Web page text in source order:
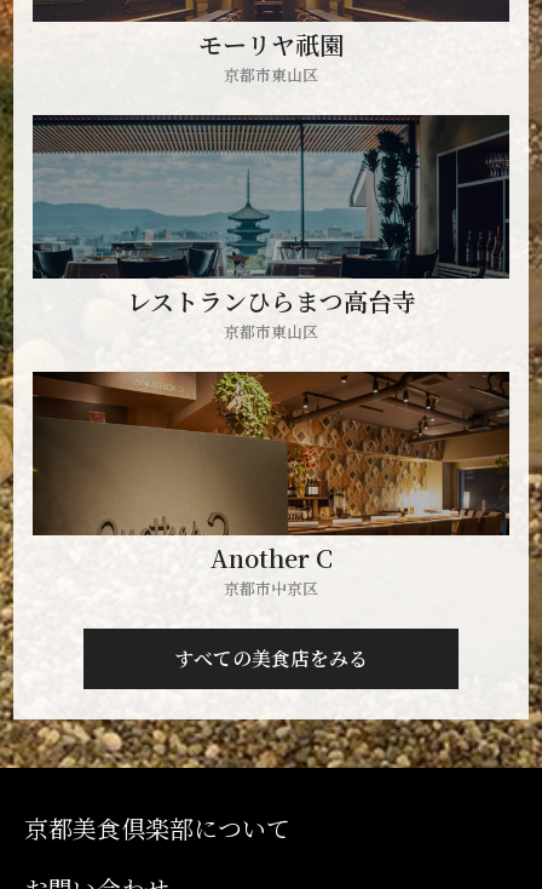
モーリヤ祇園
京都市東山区
レストランひらまつ高台寺
京都市東山区
Another C
京都市中京区
すべての美食店をみる
京都美食倶楽部について